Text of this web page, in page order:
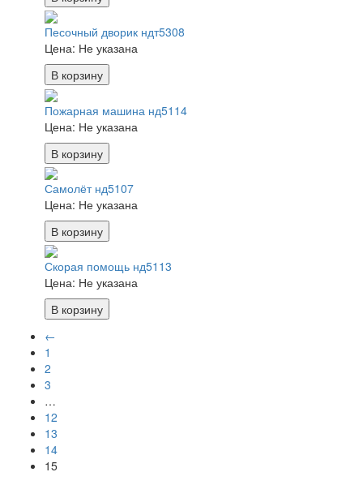
Песочный дворик ндт5308
Цена: Не указана
В корзину
Пожарная машина нд5114
Цена: Не указана
В корзину
Самолёт нд5107
Цена: Не указана
В корзину
Скорая помощь нд5113
Цена: Не указана
В корзину
←
1
2
3
…
12
13
14
15